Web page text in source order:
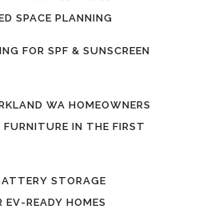
SPACE PLANNING
FOR SPF & SUNSCREEN
WA HOMEOWNERS
IN THE FIRST
STORAGE
EV-READY HOMES